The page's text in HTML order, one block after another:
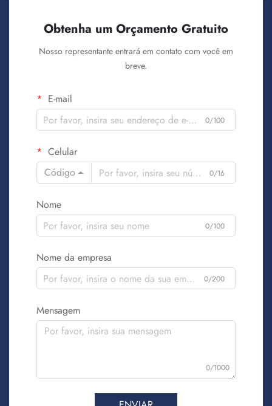
Obtenha um Orçamento Gratuito
Nosso representante entrará em contato com você em
breve.
E-mail
0/100
Celular
Código
0/16
Nome
0/100
Nome da empresa
0/200
Mensagem
0/1000